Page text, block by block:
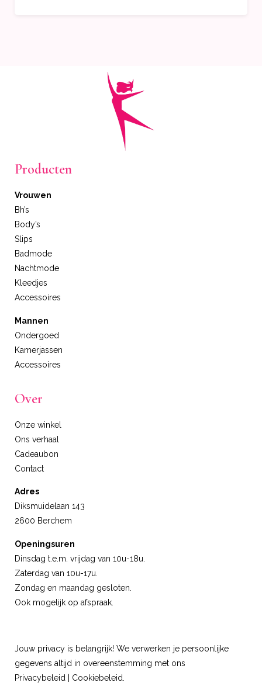
Producten
Vrouwen
Bh’s
Body’s
Slips
Badmode
Nachtmode
Kleedjes
Accessoires
Mannen
Ondergoed
Kamerjassen
Accessoires
Over
Onze winkel
Ons verhaal
Cadeaubon
Contact
Adres
Diksmuidelaan 143
2600 Berchem
Openingsuren
Dinsdag t.e.m. vrijdag van 10u-18u.
Zaterdag van 10u-17u.
Zondag en maandag gesloten.
Ook mogelijk op afspraak.
Jouw privacy is belangrijk! We verwerken je persoonlijke
gegevens altijd in overeenstemming met ons
Privacybeleid
Cookiebeleid